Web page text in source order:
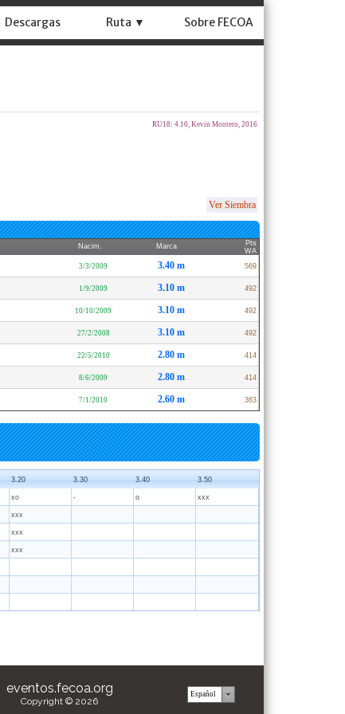
Descargas Ruta ▼ Sobre FECOA
RU18: 4.10, Kevin Montero, 2016
Ver Siembra
Nacim. Marca
Pts
WA
3/3/2009 3.40 m 569
1/9/2009 3.10 m 492
10/10/2009 3.10 m 492
27/2/2008 3.10 m 492
22/5/2010 2.80 m 414
8/6/2009 2.80 m 414
7/1/2010 2.60 m 363
3.20 3.30 3.40 3.50
xo - o xxx
xxx
xxx
xxx
eventos.fecoa.org
Copyright © 2026